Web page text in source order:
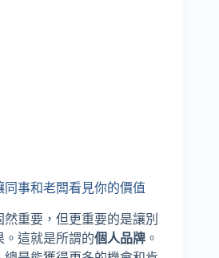
事和老闆看見你的價值
重要，但更重要的是讓別
。這就是所謂的個人品牌 。